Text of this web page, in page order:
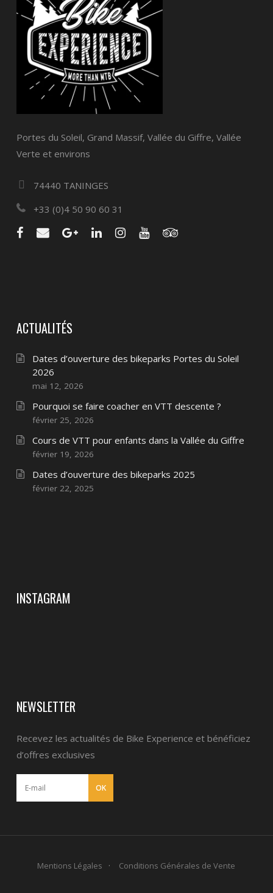
Portes du Soleil, Grand Massif, Vallée du Giffre, Vallée
Verte et environs
74440 TANINGES
+33 (0)4 50 90 60 31
ACTUALITÉS
Dates d’ouverture des bikeparks Portes du Soleil
2026
mai 12, 2026
Pourquoi se faire coacher en VTT descente ?
février 25, 2026
Cours de VTT pour enfants dans la Vallée du Giffre
février 19, 2026
Dates d’ouverture des bikeparks 2025
février 22, 2025
INSTAGRAM
NEWSLETTER
Recevez les actualités de Bike Experience et bénéficiez
d’offres exclusives
Mentions Légales Conditions Générales de Vente